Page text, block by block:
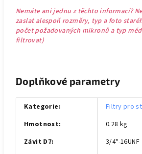
Nemáte ani jednu z těchto informací?
zaslat alespoň rozměry, typ a foto
počet požadovaných mikronů a typ
filtrovat)
Doplňkové parametry
Kategorie:
Filtry pro
Hmotnost:
0.28 kg
Závit D7:
3/4"-16UNF